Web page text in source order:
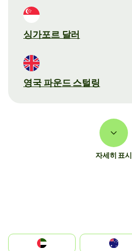
싱가포르 달러
영국 파운드 스털링
자세히 표시
الإمارات العربية المتحدة